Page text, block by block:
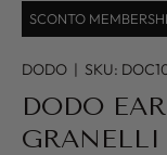
SCONTO
DODO | SKU:
DODO